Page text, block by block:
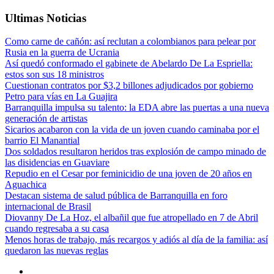
Ultimas Noticias
Como carne de cañón: así reclutan a colombianos para pelear por
Rusia en la guerra de Ucrania
Así quedó conformado el gabinete de Abelardo De La Espriella:
estos son sus 18 ministros
Cuestionan contratos por $3,2 billones adjudicados por gobierno
Petro para vías en La Guajira
Barranquilla impulsa su talento: la EDA abre las puertas a una nueva
generación de artistas
Sicarios acabaron con la vida de un joven cuando caminaba por el
barrio El Manantial
Dos soldados resultaron heridos tras explosión de campo minado de
las disidencias en Guaviare
Repudio en el Cesar por feminicidio de una joven de 20 años en
Aguachica
Destacan sistema de salud pública de Barranquilla en foro
internacional de Brasil
Diovanny De La Hoz, el albañil que fue atropellado en 7 de Abril
cuando regresaba a su casa
Menos horas de trabajo, más recargos y adiós al día de la familia: así
quedaron las nuevas reglas